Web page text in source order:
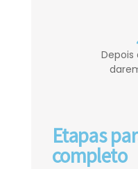
Etapas
completo